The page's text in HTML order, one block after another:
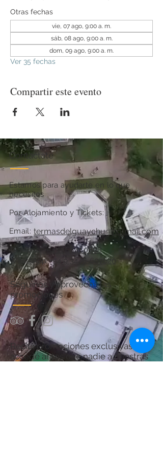
Otras fechas
vie, 07 ago, 9:00 a. m.
sáb, 08 ago, 9:00 a. m.
dom, 09 ago, 9:00 a. m.
Ver 35 fechas
Compartir este evento
Contactate
Estamos para ayudarte en lo que
necesites
Por Alojamiento y Tickets:
Email:
Teléfono:
+54 11 6841 0808
WhatsApp:+54 9 3446-607620
termasdelguaychu@hotmail.com
Seguinos y aprovechá las
promociones
Recibí promociones exclusivas y
accedé antes que nadie a nuestras